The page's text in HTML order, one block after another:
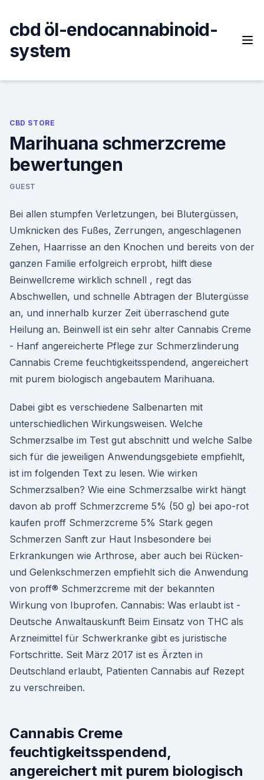
content
cbd öl-endocannabinoid-
system
CBD STORE
Marihuana schmerzcreme
bewertungen
GUEST
Bei allen stumpfen Verletzungen, bei Blutergüssen,
Umknicken des Fußes, Zerrungen, angeschlagenen
Zehen, Haarrisse an den Knochen und bereits von der
ganzen Familie erfolgreich erprobt, hilft diese
Beinwellcreme wirklich schnell , regt das
Abschwellen, und schnelle Abtragen der Blutergüsse
an, und innerhalb kurzer Zeit überraschend gute
Heilung an. Beinwell ist ein sehr alter Cannabis Creme
- Hanf angereicherte Pflege zur Schmerzlinderung
Cannabis Creme feuchtigkeitsspendend, angereichert
mit purem biologisch angebautem Marihuana.
Dabei gibt es verschiedene Salbenarten mit
unterschiedlichen Wirkungsweisen. Welche
Schmerzsalbe im Test gut abschnitt und welche Salbe
sich für die jeweiligen Anwendungsgebiete empfiehlt,
ist im folgenden Text zu lesen. Wie wirken
Schmerzsalben? Wie eine Schmerzsalbe wirkt hängt
davon ab proff Schmerzcreme 5% (50 g) bei apo-rot
kaufen proff Schmerzcreme 5% Stark gegen
Schmerzen Sanft zur Haut Insbesondere bei
Erkrankungen wie Arthrose, aber auch bei Rücken-
und Gelenkschmerzen empfiehlt sich die Anwendung
von proff® Schmerzcreme mit der bekannten
Wirkung von Ibuprofen. Cannabis: Was erlaubt ist -
Deutsche Anwaltauskunft Beim Einsatz von THC als
Arzneimittel für Schwerkranke gibt es juristische
Fortschritte. Seit März 2017 ist es Ärzten in
Deutschland erlaubt, Patienten Cannabis auf Rezept
zu verschreiben.
Cannabis Creme
feuchtigkeitsspendend,
angereichert mit purem biologisch